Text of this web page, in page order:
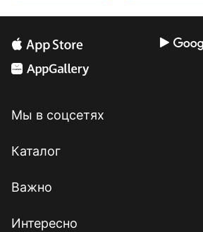
Мы в соцсетях
Каталог
Важно
Интересно